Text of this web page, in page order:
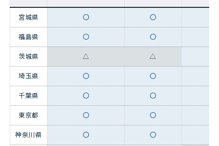
宮城県 〇 〇
福島県 〇 〇
茨城県 △ △
埼玉県 〇 〇
千葉県 〇 〇
東京都 〇 〇
神奈川県 〇 〇